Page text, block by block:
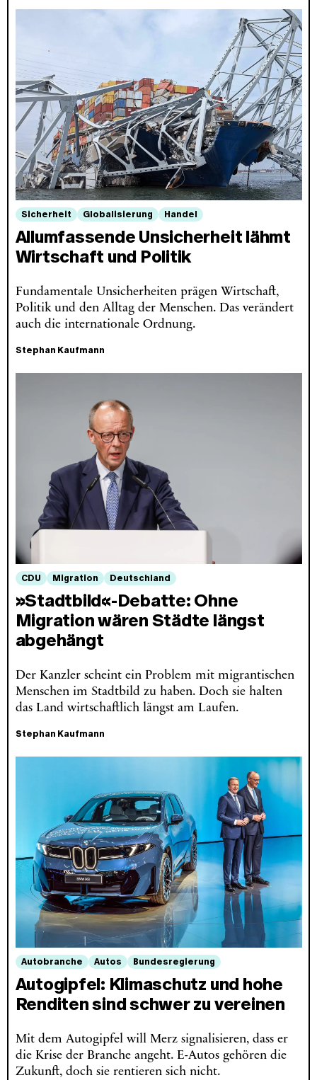
Sicherheit Globalisierung Handel
Allumfassende Unsicherheit lähmt
Wirtschaft und Politik
Fundamentale Unsicherheiten prägen Wirtschaft,
Politik und den Alltag der Menschen. Das verändert
auch die internationale Ordnung.
Stephan Kaufmann
CDU Migration Deutschland
»Stadtbild«-Debatte: Ohne
Migration wären Städte längst
abgehängt
Der Kanzler scheint ein Problem mit migrantischen
Menschen im Stadtbild zu haben. Doch sie halten
das Land wirtschaftlich längst am Laufen.
Stephan Kaufmann
Autobranche Autos Bundesregierung
Autogipfel: Klimaschutz und hohe
Renditen sind schwer zu vereinen
Mit dem Autogipfel will Merz signalisieren, dass er
die Krise der Branche angeht. E-Autos gehören die
Zukunft, doch sie rentieren sich nicht.